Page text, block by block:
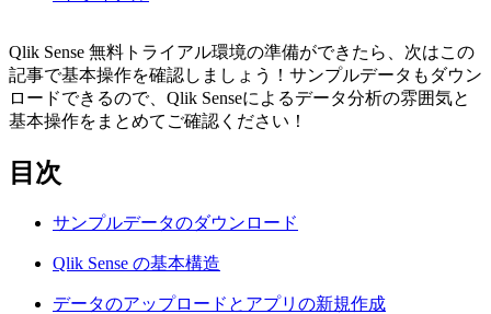
Qlik Sense 無料トライアル環境の準備ができたら、次はこの
記事で基本操作を確認しましょう！サンプルデータもダウン
ロードできるので、Qlik Senseによるデータ分析の雰囲気と
基本操作をまとめてご確認ください！
目次
サンプルデータのダウンロード
Qlik Sense の基本構造
データのアップロードとアプリの新規作成